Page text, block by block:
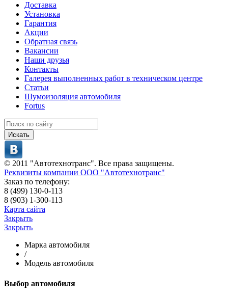
Доставка
Установка
Гарантия
Акции
Обратная связь
Вакансии
Наши друзья
Контакты
Галерея выполненных работ в техническом центре
Статьи
Шумоизоляция автомобиля
Fortus
Искать
© 2011 "Автотехнотранс". Все права защищены.
Реквизиты компании ООО "Автотехнотранс"
Заказ по телефону:
8 (499) 130-0-113
8 (903) 1-300-113
Карта сайта
Закрыть
Закрыть
Марка автомобиля
/
Модель автомобиля
Выбор автомобиля